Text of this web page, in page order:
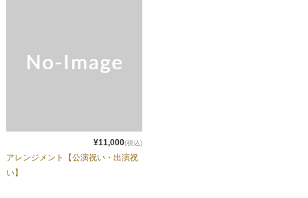
¥11,000(税込)
アレンジメント【公演祝い・出演祝
い】